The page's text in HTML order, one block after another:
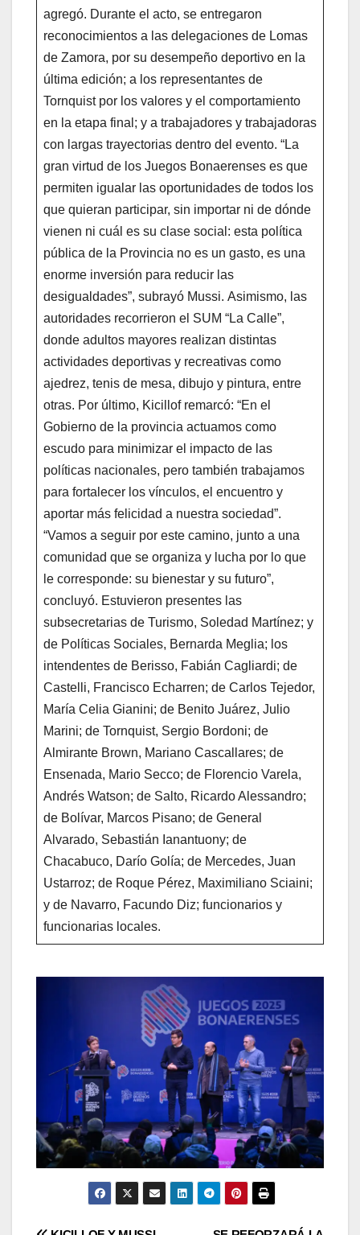
agregó. Durante el acto, se entregaron
reconocimientos a las delegaciones de Lomas
de Zamora, por su desempeño deportivo en la
última edición; a los representantes de
Tornquist por los valores y el comportamiento
en la etapa final; y a trabajadores y trabajadoras
con largas trayectorias dentro del evento. “La
gran virtud de los Juegos Bonaerenses es que
permiten igualar las oportunidades de todos los
que quieran participar, sin importar ni de dónde
vienen ni cuál es su clase social: esta política
pública de la Provincia no es un gasto, es una
enorme inversión para reducir las
desigualdades”, subrayó Mussi. Asimismo, las
autoridades recorrieron el SUM “La Calle”,
donde adultos mayores realizan distintas
actividades deportivas y recreativas como
ajedrez, tenis de mesa, dibujo y pintura, entre
otras. Por último, Kicillof remarcó: “En el
Gobierno de la provincia actuamos como
escudo para minimizar el impacto de las
políticas nacionales, pero también trabajamos
para fortalecer los vínculos, el encuentro y
aportar más felicidad a nuestra sociedad”.
“Vamos a seguir por este camino, junto a una
comunidad que se organiza y lucha por lo que
le corresponde: su bienestar y su futuro”,
concluyó. Estuvieron presentes las
subsecretarias de Turismo, Soledad Martínez; y
de Políticas Sociales, Bernarda Meglia; los
intendentes de Berisso, Fabián Cagliardi; de
Castelli, Francisco Echarren; de Carlos Tejedor,
María Celia Gianini; de Benito Juárez, Julio
Marini; de Tornquist, Sergio Bordoni; de
Almirante Brown, Mariano Cascallares; de
Ensenada, Mario Secco; de Florencio Varela,
Andrés Watson; de Salto, Ricardo Alessandro;
de Bolívar, Marcos Pisano; de General
Alvarado, Sebastián Ianantuony; de
Chacabuco, Darío Golía; de Mercedes, Juan
Ustarroz; de Roque Pérez, Maximiliano Sciaini;
y de Navarro, Facundo Diz; funcionarios y
funcionarias locales.